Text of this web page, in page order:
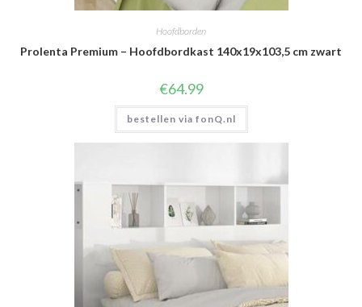
Hoofdborden
Prolenta Premium – Hoofdbordkast 140x19x103,5 cm zwart
€64.99
bestellen via fonQ.nl